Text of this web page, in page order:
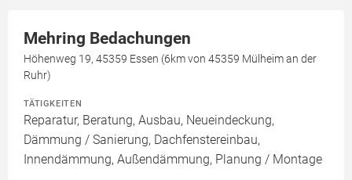
Mehring Bedachungen
Höhenweg 19, 45359 Essen (6km von 45359 Mülheim an der
Ruhr)
TÄTIGKEITEN
Reparatur, Beratung, Ausbau, Neueindeckung,
Dämmung / Sanierung, Dachfenstereinbau,
Innendämmung, Außendämmung, Planung / Montage